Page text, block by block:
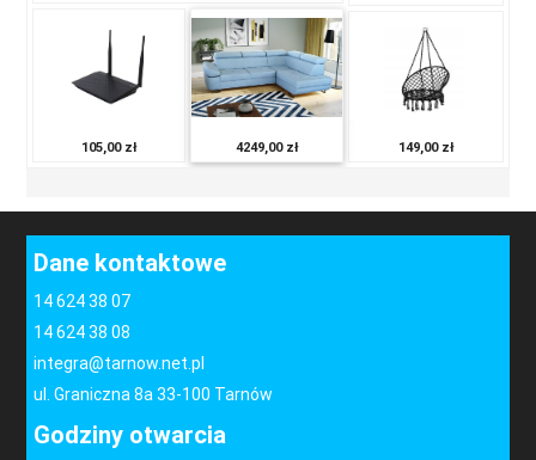
105,00 zł 4249,00 zł 149,00 zł
Dane kontaktowe
14 624 38 07
14 624 38 08
integra@tarnow.net.pl
ul. Graniczna 8a 33-100 Tarnów
Godziny otwarcia